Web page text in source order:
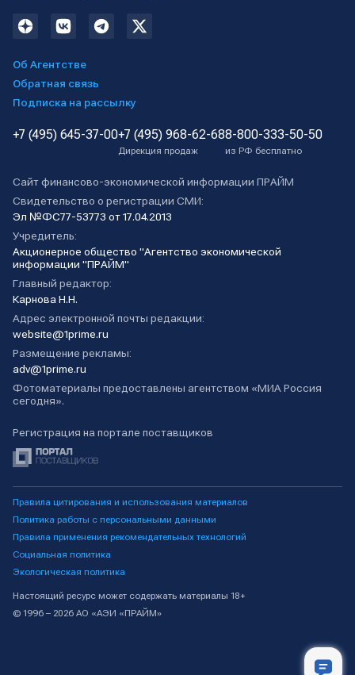
Об Агентстве
Обратная связь
Подписка на рассылку
+7 (495) 645-37-00+7 (495) 968-62-68
Дирекция продаж
8-800-333-50-50
из РФ бесплатно
Сайт финансово-экономической информации ПРАЙМ
Свидетельство о регистрации СМИ:
Эл №ФС77-53773 от 17.04.2013
Учредитель:
Акционерное общество "Агентство экономической
информации "ПРАЙМ"
Главный редактор:
Карнова Н.Н.
Адрес электронной почты редакции:
website@1prime.ru
Размещение рекламы:
adv@1prime.ru
Фотоматериалы предоставлены агентством «МИА Россия
сегодня».
Регистрация на портале поставщиков
Правила цитирования и использования материалов
Политика работы с персональными данными
Правила применения рекомендательных технологий
Социальная политика
Экологическая политика
Настоящий ресурс может содержать материалы 18+
© 1996 – 2026 АО «АЭИ «ПРАЙМ»